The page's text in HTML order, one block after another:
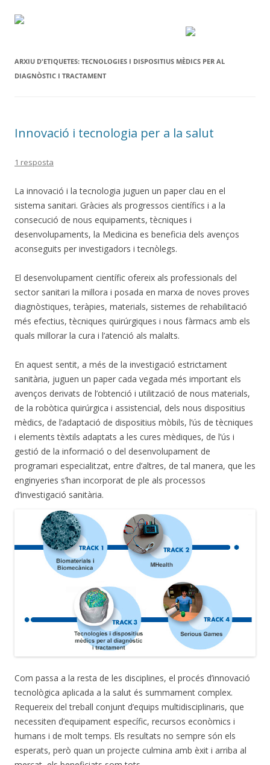
ARXIU D'ETIQUETES: TECNOLOGIES I DISPOSITIUS MÈDICS PER AL
DIAGNÒSTIC I TRACTAMENT
Innovació i tecnologia per a la salut
1 resposta
La innovació i la tecnologia juguen un paper clau en el
sistema sanitari. Gràcies als progressos científics i a la
consecució de nous equipaments, tècniques i
desenvolupaments, la Medicina es beneficia dels avenços
aconseguits per investigadors i tecnòlegs.
El desenvolupament científic ofereix als professionals del
sector sanitari la millora i posada en marxa de noves proves
diagnòstiques, teràpies, materials, sistemes de rehabilitació
més efectius, tècniques quirúrgiques i nous fàrmacs amb els
quals millorar la cura i l’atenció als malalts.
En aquest sentit, a més de la investigació estrictament
sanitària, juguen un paper cada vegada més important els
avenços derivats de l’obtenció i utilització de nous materials,
de la robòtica quirúrgica i assistencial, dels nous dispositius
mèdics, de l’adaptació de dispositius mòbils, l’ús de tècniques
i elements tèxtils adaptats a les cures mèdiques, de l’ús i
gestió de la informació o del desenvolupament de
programari especialitzat, entre d’altres, de tal manera, que les
enginyeries s’han incorporat de ple als processos
d’investigació sanitària.
Com passa a la resta de les disciplines, el procés d’innovació
tecnològica aplicada a la salut és summament complex.
Requereix del treball conjunt d’equips multidisciplinaris, que
necessiten d’equipament específic, recursos econòmics i
humans i de molt temps. Els resultats no sempre són els
esperats, però quan un projecte culmina amb èxit i arriba al